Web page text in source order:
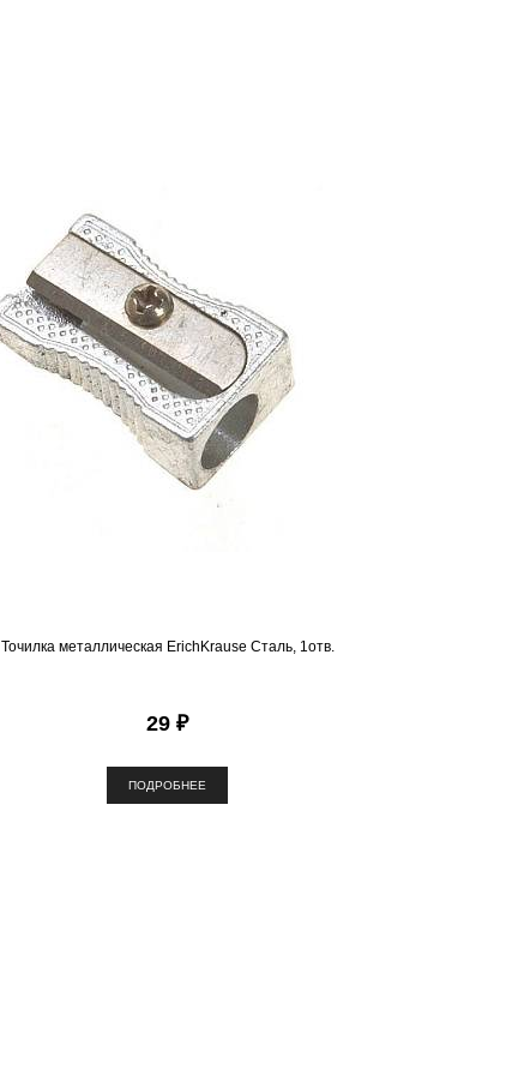
Точилка металлическая ErichKrause Сталь, 1отв.
29 ₽
ПОДРОБНЕЕ